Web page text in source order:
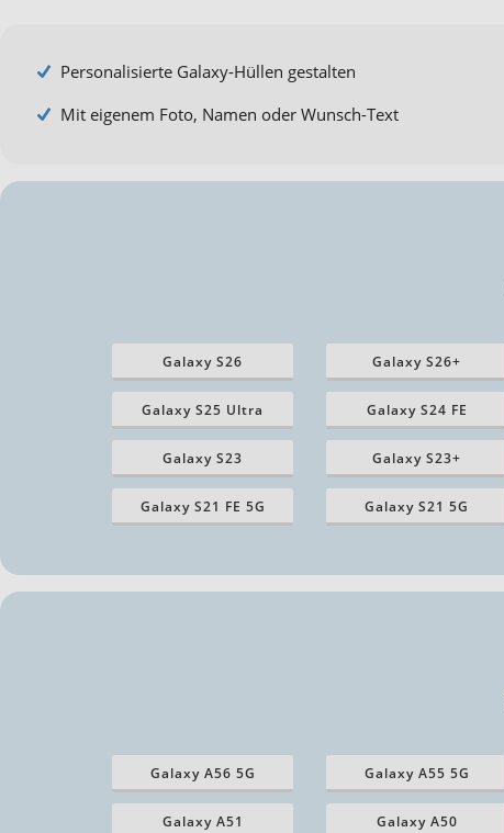
Personalisierte Galaxy-Hüllen gestalten
Mit eigenem Foto, Namen oder Wunsch-Text
Galaxy S26 Galaxy S26+
Galaxy S25 Ultra Galaxy S24 FE
Galaxy S23 Galaxy S23+
Galaxy S21 FE 5G Galaxy S21 5G
Galaxy A56 5G Galaxy A55 5G
Galaxy A51 Galaxy A50